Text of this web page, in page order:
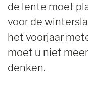
de lente moet
voor de
het voorjaar
moet u niet
denken.